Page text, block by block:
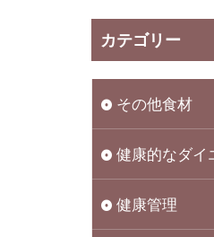
カテゴリー
その他食材
健康的なダイ
健康管理